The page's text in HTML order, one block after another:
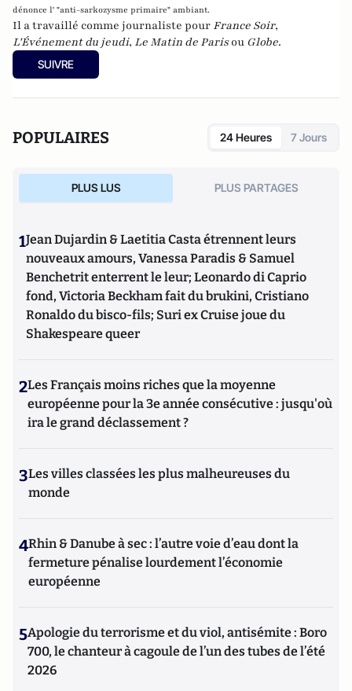
dénonce l' "anti-sarkozysme primaire" ambiant.
Il a travaillé comme journaliste pour France Soir,
L'Événement du jeudi, Le Matin de Parisou Globe.
SUIVRE
POPULAIRES 24 Heures 7 Jours
PLUS LUS PLUS PARTAGES
1Jean Dujardin & Laetitia Casta étrennent leurs
nouveaux amours, Vanessa Paradis & Samuel
Benchetrit enterrent le leur; Leonardo di Caprio
fond, Victoria Beckham fait du brukini, Cristiano
Ronaldo du bisco-fils; Suri ex Cruise joue du
Shakespeare queer
2Les Français moins riches que la moyenne
européenne pour la 3e année consécutive : jusqu'où
ira le grand déclassement ?
3Les villes classées les plus malheureuses du
monde
4Rhin & Danube à sec : l’autre voie d’eau dont la
fermeture pénalise lourdement l’économie
européenne
5Apologie du terrorisme et du viol, antisémite : Boro
700, le chanteur à cagoule de l’un des tubes de l’été
2026